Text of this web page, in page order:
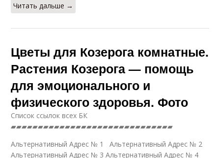
Читать дальше →
Цветы для Козерога комнатные.
Растения Козерога — помощь
для эмоционального и
физического здоровья. Фото
Список ссылок всех БК
▰▰▰▰▰▰▰▰▰▰▰▰▰▰▰▰▰▰▰▰▰▰▰▰▰▰▰▰▰▰
Альтернативный Адрес № 1 Альтернативный Адрес № 2
Альтернативный Адрес № 3 Альтернативный Адрес № 4